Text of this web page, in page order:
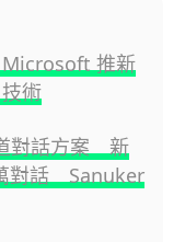
Microsoft 推新
術
對話方案 新
對話 Sanuker